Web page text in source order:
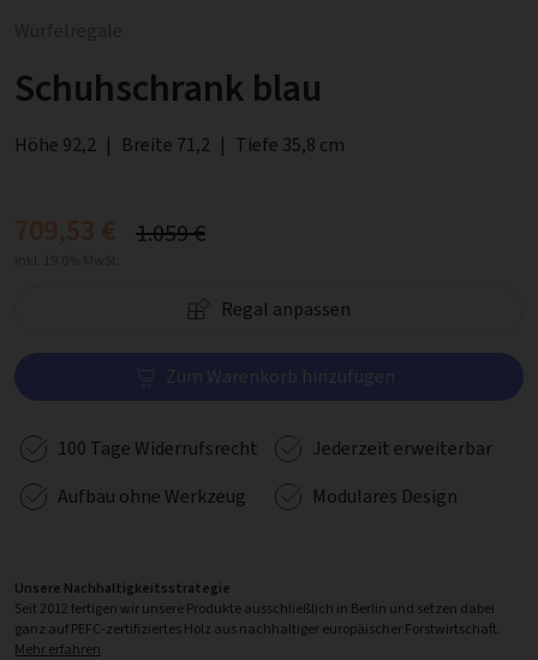
Schuhschrank blau
Höhe 92,2 | Breite 71,2 | Tiefe 35,8 cm
709,53 € 1.059 €
Regal anpassen
Zum Warenkorb hinzufügen
100 Tage Widerrufsrecht
Jederzeit erweiterbar
Aufbau ohne Werkzeug
Modulares Design
Unsere Nachhaltigkeitsstrategie
Seit 2012 fertigen wir unsere Produkte ausschließlich in Berlin und setzen dabei
ganz auf PEFC-zertifiziertes Holz aus nachhaltiger europäischer Forstwirtschaft.
Mehr erfahren